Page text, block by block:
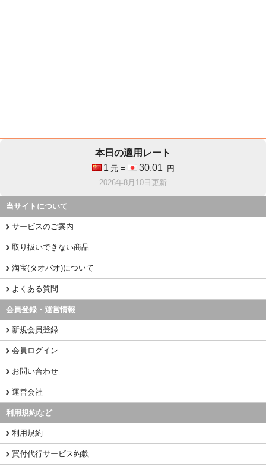
本日の適用レート
1 元 = 30.01
円
2026年8月10日更新
当サイトについて
サービスのご案内
取り扱いできない商品
淘宝(タオバオ)について
よくある質問
会員登録・運営情報
新規会員登録
会員ログイン
お問い合わせ
運営会社
利用規約など
利用規約
買付代行サービス約款